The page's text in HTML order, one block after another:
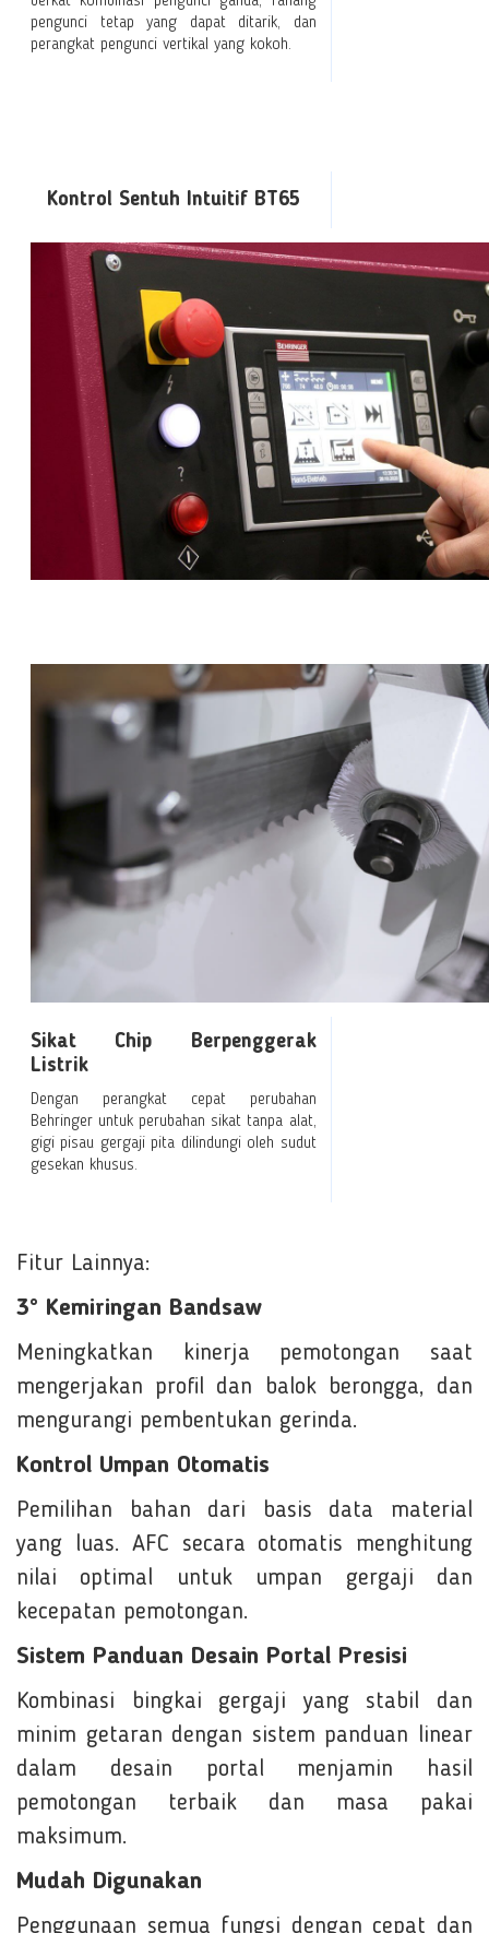
pengunci tetap yang dapat ditarik, dan
perangkat pengunci vertikal yang kokoh.
Kontrol Sentuh Intuitif BT65
Sikat Chip Berpenggerak
Listrik
Dengan perangkat cepat perubahan
Behringer untuk perubahan sikat tanpa alat,
gigi pisau gergaji pita dilindungi oleh sudut
gesekan khusus.
Fitur Lainnya:
3° Kemiringan Bandsaw
Meningkatkan kinerja pemotongan saat
mengerjakan profil dan balok berongga, dan
mengurangi pembentukan gerinda.
Kontrol Umpan Otomatis
Pemilihan bahan dari basis data material
yang luas. AFC secara otomatis menghitung
nilai optimal untuk umpan gergaji dan
kecepatan pemotongan.
Sistem Panduan Desain Portal Presisi
Kombinasi bingkai gergaji yang stabil dan
minim getaran dengan sistem panduan linear
dalam desain portal menjamin hasil
pemotongan terbaik dan masa pakai
maksimum.
Mudah Digunakan
Penggunaan semua fungsi dengan cepat dan